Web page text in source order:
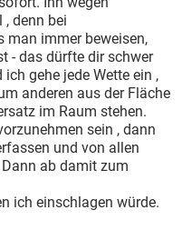
denn bei
man immer beweisen,
- das dürfte dir schwer
gehe jede Wette ein ,
anderen aus der Fläche
im Raum stehen.
sein , dann
und von allen
ab damit zum
ich einschlagen würde.